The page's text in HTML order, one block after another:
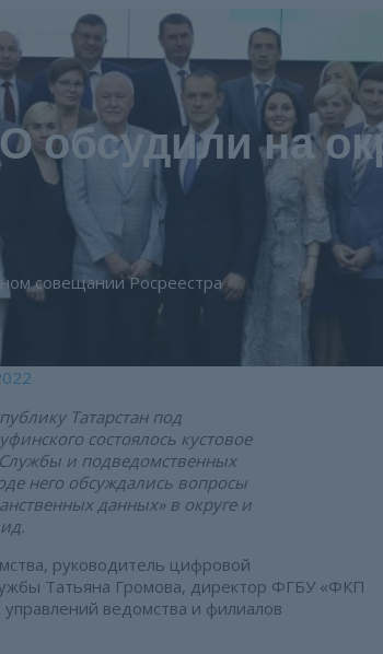
на
совещании Росреестра
Татарстан под
состоялось кустовое
и подведомственных
него обсуждались вопросы
данных» в округе и
руководитель цифровой
Татьяна Громова, директор ФГБУ «ФКП
ведомства и филиалов